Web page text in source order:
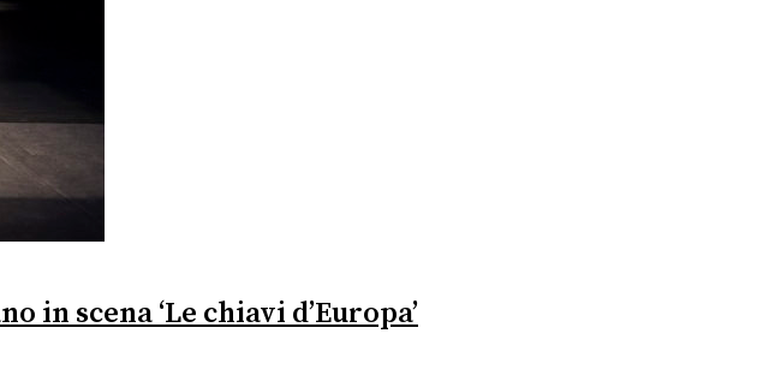
in scena ‘Le chiavi d’Europa’